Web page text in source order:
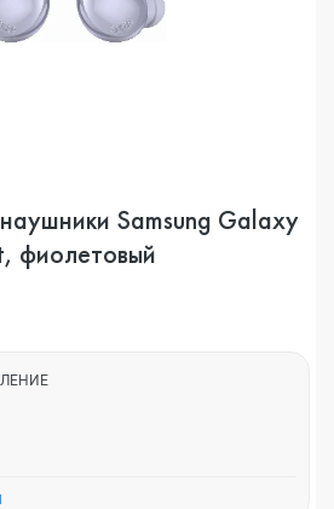
Samsung Galaxy
фиолетовый